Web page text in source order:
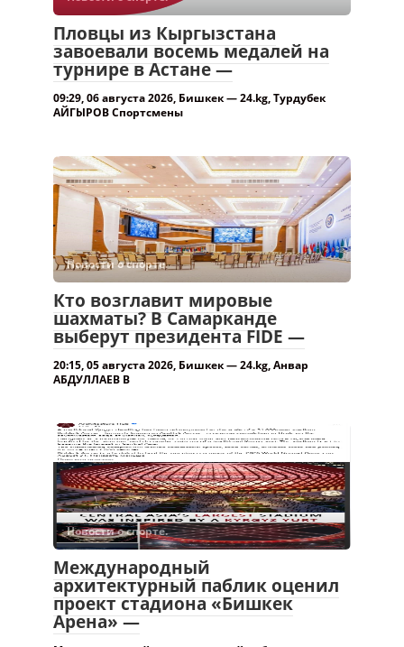
Кто возглавит мировые
шахматы? В Самарканде
выберут президента FIDE —
20:15, 05 августа 2026, Бишкек — 24.kg, Анвар
АБДУЛЛАЕВ В
Международный
архитектурный паблик оценил
проект стадиона «Бишкек
Арена» —
Международный архитектурный паблик
Architecture Hub рассказал о строительстве
стадиона «Бишкек Арена».